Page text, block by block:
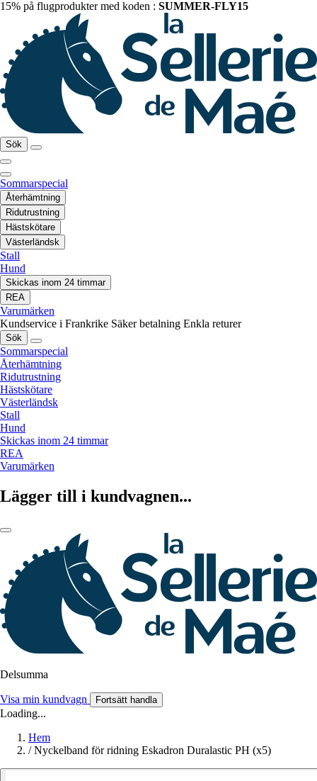
15% på flugprodukter med koden : SUMMER-FLY15
Sök
Sommarspecial
Återhämtning
Ridutrustning
Hästskötare
Västerländsk
Stall
Hund
Skickas inom 24 timmar
REA
Varumärken
Kundservice i Frankrike Säker betalning Enkla returer
Sök
Sommarspecial
Återhämtning
Ridutrustning
Hästskötare
Västerländsk
Stall
Hund
Skickas inom 24 timmar
REA
Varumärken
Lägger till i kundvagnen...
Delsumma
Visa min kundvagn Fortsätt handla
Loading...
Hem
/ Nyckelband för ridning Eskadron Duralastic PH (x5)